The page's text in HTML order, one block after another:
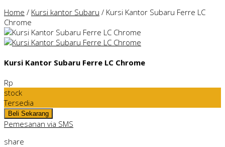
Home / Kursi kantor Subaru / Kursi Kantor Subaru Ferre LC
Chrome
Kursi Kantor Subaru Ferre LC Chrome
Rp
stock
Tersedia
Pemesanan via SMS
share